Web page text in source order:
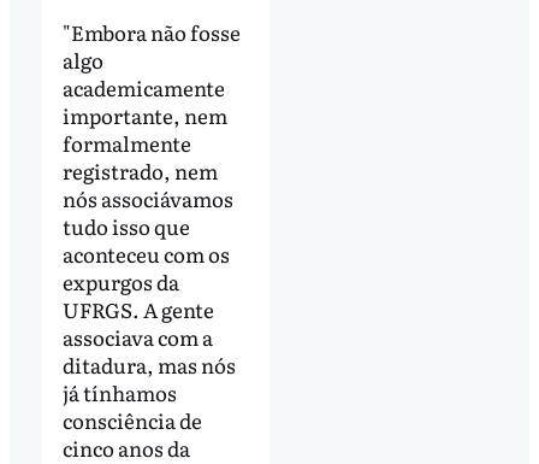
"Embora não fosse
algo
academicamente
importante, nem
formalmente
registrado, nem
nós associávamos
tudo isso que
aconteceu com os
expurgos da
UFRGS. A gente
associava com a
ditadura, mas nós
já tínhamos
consciência de
cinco anos da